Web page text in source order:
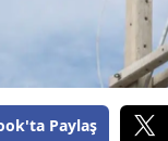
Paylaş